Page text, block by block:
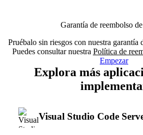
Garantía de reembolso
Pruébalo sin riesgos con nuestra garantía
Puedes consultar nuestra Política de
Empezar
Explora más
Visual Studio Code